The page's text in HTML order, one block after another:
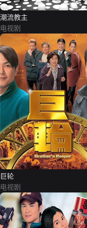
潮流教主
电视剧
巨轮
电视剧